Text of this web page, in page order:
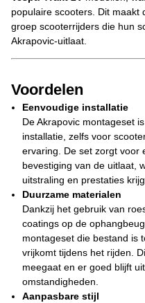
populaire scooters. Dit maakt
groep scooterrijders die hun
Akrapovic-uitlaat.
Voordelen
Eenvoudige installatie
De Akrapovic montageset
installatie, zelfs voor
ervaring. De set zorgt voor
bevestiging van de uitlaat,
uitstraling en prestaties
Duurzame materialen
Dankzij het gebruik van
coatings op de
montageset die bestand is
vrijkomt tijdens het rijden.
meegaat en er goed blijft
omstandigheden.
Aanpasbare stijl